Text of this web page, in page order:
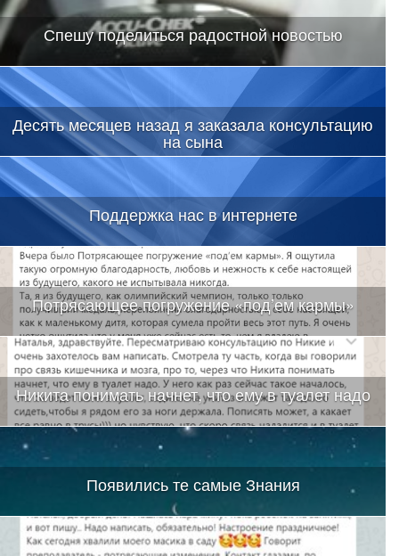
Спешу поделиться радостной новостью
Десять месяцев назад я заказала консультацию
на сына
Поддержка нас в интернете
Потрясающее погружение «под’ем кармы»
Никита понимать начнет, что ему в туалет надо
Появились те самые Знания